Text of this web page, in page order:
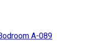
A-089